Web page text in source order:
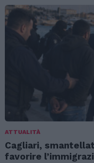
ATTUALITÀ
Cagliari,
favorire